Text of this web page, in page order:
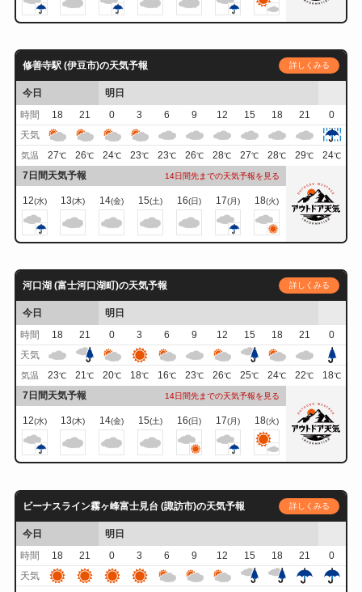
修善寺駅 (伊豆市)の天気予報 詳しくみる
今日
明日
時間
18 21 0 3 6 9 12 15 18 21
0
天気
気温 27℃ 26℃ 24℃ 23℃ 23℃ 26℃ 28℃ 27℃ 28℃ 29℃ 24℃
7日間天気予報 14日間先までの天気予報を見る
12(水) 13(木) 14(金) 15(土) 16(日) 17(月) 18(火)
河口湖 (富士河口湖町)の天気予報 詳しくみる
今日
明日
時間
18 21 0 3 6 9 12 15 18 21
0
天気
気温 23℃ 21℃ 20℃ 18℃ 16℃ 23℃ 26℃ 25℃ 24℃ 22℃ 18℃
7日間天気予報 14日間先までの天気予報を見る
12(水) 13(木) 14(金) 15(土) 16(日) 17(月) 18(火)
ビーナスライン霧ヶ峰富士見台 (諏訪市)の天気予報 詳しくみる
今日
明日
時間
18 21 0 3 6 9 12 15 18 21
0
天気